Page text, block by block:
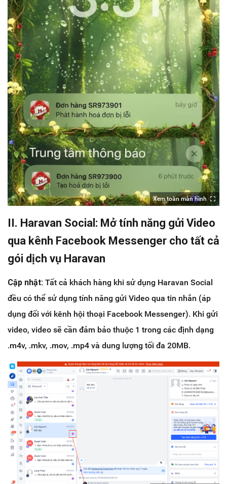
Xem toàn màn hình
II. Haravan Social: Mở tính năng gửi Video
qua kênh Facebook Messenger cho tất cả
gói dịch vụ Haravan
Cập nhật: Tất cả khách hàng khi sử dụng Haravan Social
đều có thể sử dụng tính năng gửi Video qua tin nhắn (áp
dụng đối với kênh hội thoại Facebook Messenger). Khi gửi
video, video sẽ cần đảm bảo thuộc 1 trong các định dạng
.m4v, .mkv, .mov, .mp4 và dung lượng tối đa 20MB.